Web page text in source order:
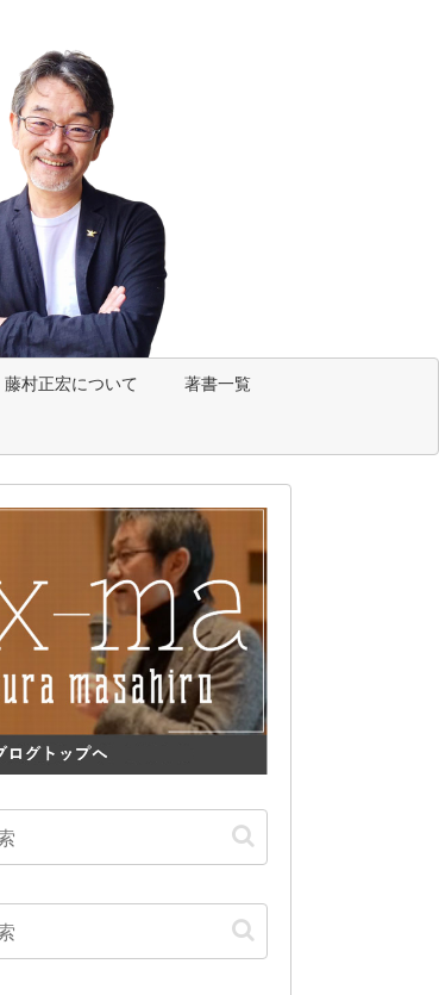
藤村正宏について
著書一覧